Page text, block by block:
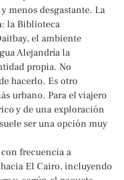
menos desgastante. La
la Biblioteca
el ambiente
Alejandría la
propia. No
hacerlo. Es otro
urbano. Para el viajero
y de una exploración
ser una opción muy
frecuencia a
El Cairo, incluyendo